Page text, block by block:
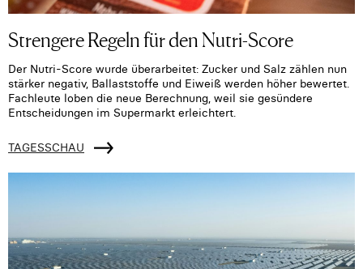
Strengere Regeln für den Nutri-Score
Der Nutri-Score wurde überarbeitet: Zucker und Salz zählen nun
stärker negativ, Ballaststoffe und Eiweiß werden höher bewertet.
Fachleute loben die neue Berechnung, weil sie gesündere
Entscheidungen im Supermarkt erleichtert.
TAGESSCHAU